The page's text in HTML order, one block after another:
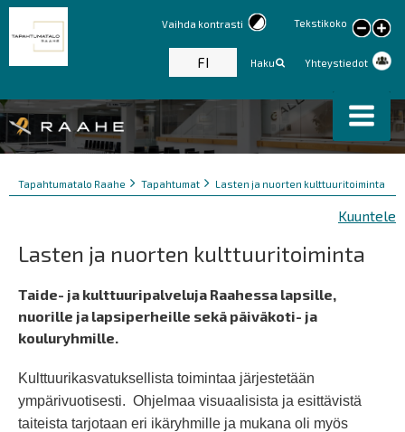
Tekstikoko
text
Vaihda kontrasti
Haku Yhteystiedot
FI
Murupolku
You
Tapahtumatalo Raahe Tapahtumat Lasten ja nuorten kulttuuritoiminta
Kuuntele
Lasten ja nuorten kulttuuritoiminta
Taide- ja kulttuuripalveluja Raahessa lapsille,
nuorille ja lapsiperheille sekä päiväkoti- ja
kouluryhmille.
Kulttuurikasvatuksellista toimintaa järjestetään
ympärivuotisesti. Ohjelmaa visuaalisista ja esittävistä
taiteista tarjotaan eri ikäryhmille ja mukana oli myös